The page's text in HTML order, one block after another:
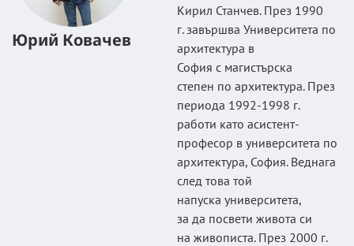
Юрий Ковачев
Кирил Станчев. През 1990
г. завършва Университета по
архитектура в
София с магистърска
степен по архитектура. През
периода 1992-1998 г.
работи като асистент-
професор в университета по
архитектура, София. Веднага
след това той
напуска университета,
за да посвети живота си
на живописта. През 2000 г.